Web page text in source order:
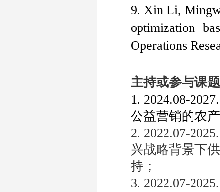
9. Xin Li,
optimization
Operations
主持或参与课
1. 2024.08-
公益营销的农
2. 2022.07-
兴战略背景下
持；
3. 2022.07-